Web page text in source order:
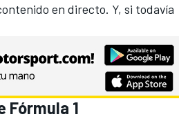
en directo. Y, si todavía
Fórmula 1